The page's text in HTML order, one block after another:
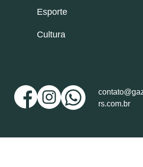
Esporte
Cultura
rs.com.br